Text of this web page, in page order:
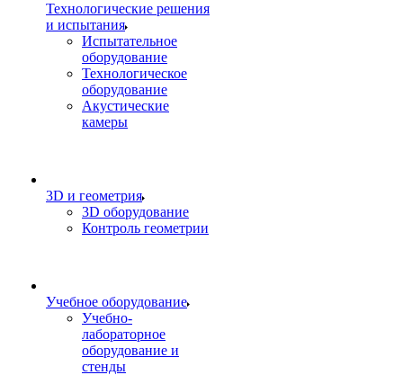
Технологические решения
и испытания
Испытательное
оборудование
Технологическое
оборудование
Акустические
камеры
3D и геометрия
3D оборудование
Контроль геометрии
Учебное оборудование
Учебно-
лабораторное
оборудование и
стенды